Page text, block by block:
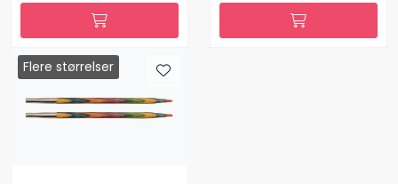
Flere størrelser